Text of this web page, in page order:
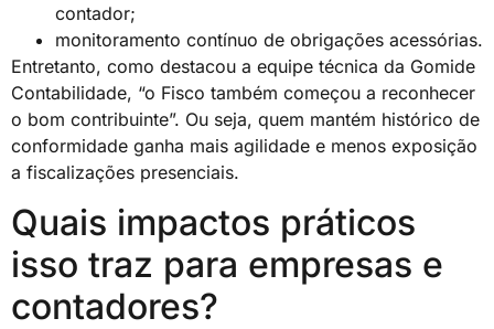
contador;
monitoramento contínuo de obrigações acessórias.
Entretanto, como destacou a equipe técnica da Gomide
Contabilidade, “o Fisco também começou a reconhecer
o bom contribuinte”. Ou seja, quem mantém histórico de
conformidade ganha mais agilidade e menos exposição
a fiscalizações presenciais.
Quais impactos práticos
isso traz para empresas e
contadores?